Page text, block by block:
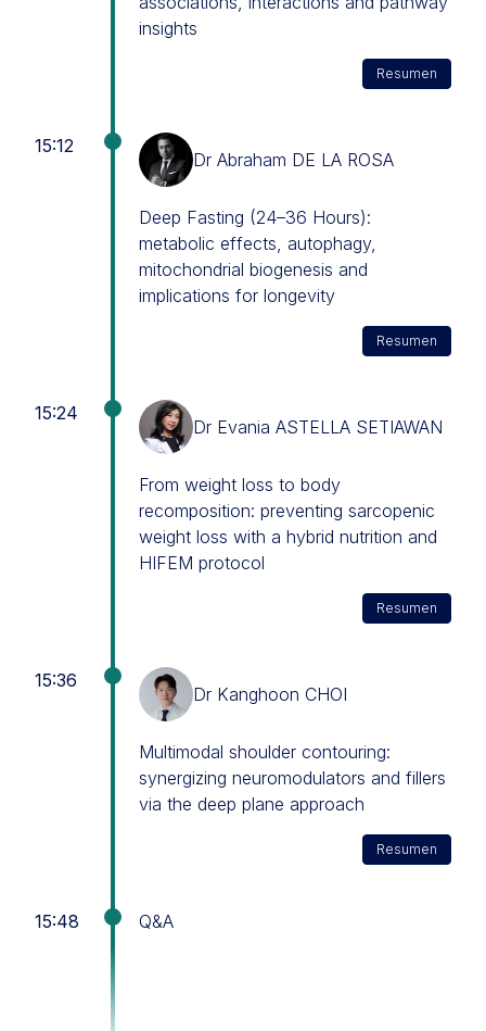
insights
Resumen
15:12
Dr Abraham DE LA ROSA
Deep Fasting (24–36 Hours):
metabolic effects, autophagy,
mitochondrial biogenesis and
implications for longevity
Resumen
15:24
Dr Evania ASTELLA SETIAWAN
From weight loss to body
recomposition: preventing sarcopenic
weight loss with a hybrid nutrition and
HIFEM protocol
Resumen
15:36
Dr Kanghoon CHOI
Multimodal shoulder contouring:
synergizing neuromodulators and fillers
via the deep plane approach
Resumen
15:48 Q&A